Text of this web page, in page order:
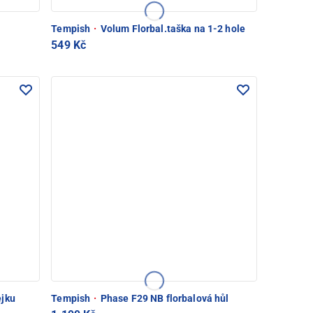
Tempish · Volum Florbal.taška na 1-2 hole
549 Kč
Tempish · Phase F29 NB florbalová hůl